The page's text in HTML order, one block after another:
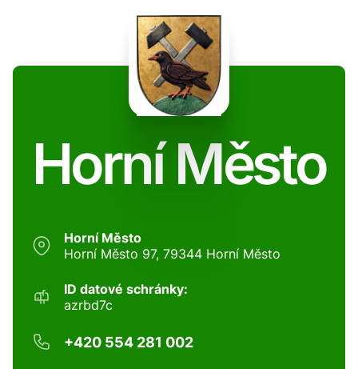
Horní Město
Horní Město
Horní Město 97, 79344 Horní Město
ID datové schránky:
azrbd7c
+420 554 281 002